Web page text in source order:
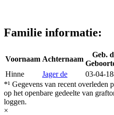
Familie informatie:
Voornaam Achternaam
Geb.
Hinne
Jager de 03-04-
*¹ Gegevens van recent overleden
op het openbare gedeelte van
loggen.
×